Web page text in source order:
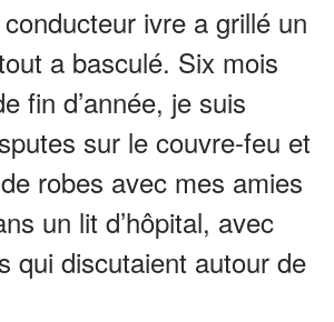
ivre a grillé un
a basculé. Six mois
fin d’année, je suis
sur le couvre-feu et
robes avec mes amies
un lit d’hôpital, avec
qui discutaient autour de